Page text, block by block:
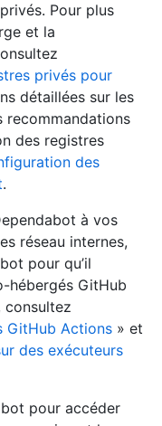
Pour plus
et la
privés pour
détaillées sur les
recommandations
des registres
des
.
à vos
réseau internes,
pour qu’il
hébergés GitHub
consultez
GitHub Actions » et
des exécuteurs
pour accéder